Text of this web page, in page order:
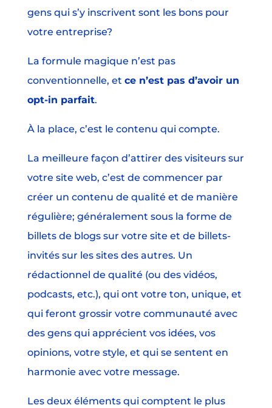
gens qui s’y inscrivent sont les bons pour
votre entreprise?
La formule magique n’est pas
conventionnelle, et ce n’est pas d’avoir un
opt-in parfait.
À la place, c’est le contenu qui compte.
La meilleure façon d’attirer des visiteurs sur
votre site web, c’est de commencer par
créer un contenu de qualité et de manière
régulière; généralement sous la forme de
billets de blogs sur votre site et de billets-
invités sur les sites des autres. Un
rédactionnel de qualité (ou des vidéos,
podcasts, etc.), qui ont votre ton, unique, et
qui feront grossir votre communauté avec
des gens qui apprécient vos idées, vos
opinions, votre style, et qui se sentent en
harmonie avec votre message.
Les deux éléments qui comptent le plus